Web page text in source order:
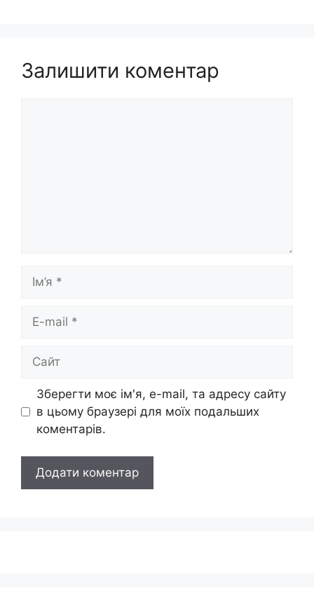
Залишити коментар
Ім’я
Сайт
Зберегти моє ім'я, e-mail, та адресу сайту
в цьому браузері для моїх подальших
коментарів.